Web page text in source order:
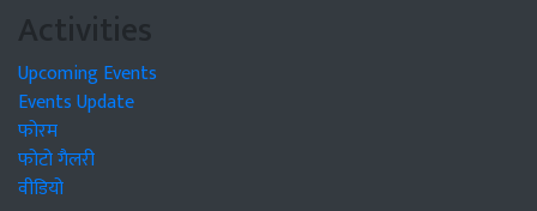
Activities
Upcoming Events
Events Update
फोरम
फोटो गैलरी
वीडियो